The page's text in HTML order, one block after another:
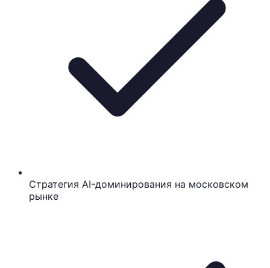
Стратегия AI-доминирования на московском
рынке